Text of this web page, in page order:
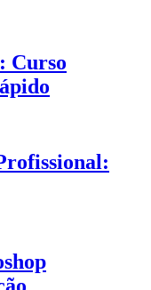
Curso